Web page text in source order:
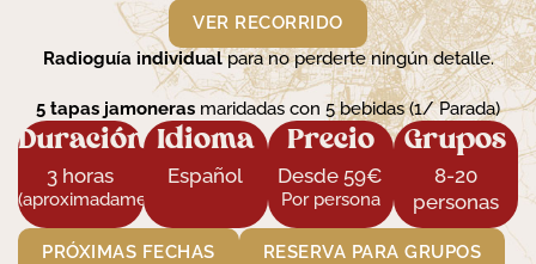
VER RECORRIDO
Radioguía individualpara no perderte ningún detalle.
5 tapas jamoneras maridadas con 5 bebidas (1/ Parada)
Duración
3 horas
(aproximadamente)
Idioma
Español
Precio
Desde 59€
Por persona
Grupos
8-20
personas
PRÓXIMAS FECHAS RESERVA PARA GRUPOS